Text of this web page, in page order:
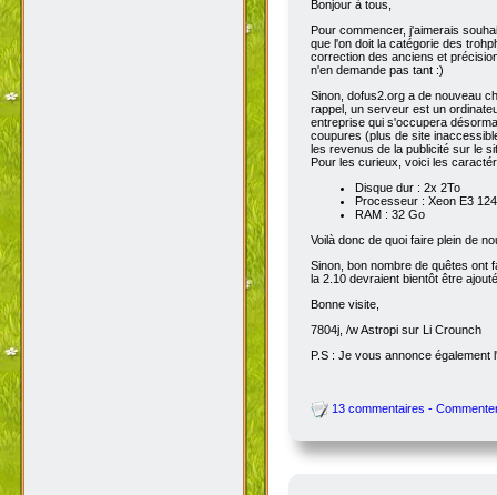
Bonjour à tous,
Pour commencer, j'aimerais
que l'on doit la catégorie des
correction des anciens et
n'en demande pas tant :)
Sinon, dofus2.org a de nouveau
rappel, un serveur est un
entreprise qui s'occupera
coupures (plus de site
les revenus de la publicité sur le
Pour les curieux, voici les
Disque dur : 2x 2To
Processeur : Xeon E3
RAM : 32 Go
Voilà donc de quoi faire plein de
Sinon, bon nombre de quêtes ont
la 2.10 devraient bientôt être
Bonne visite,
7804j, /w Astropi sur Li Crounch
P.S : Je vous annonce
13 commentaires -